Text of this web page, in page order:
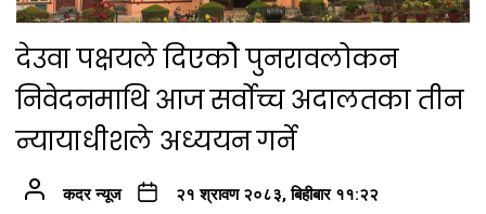
देउवा पक्षयले दिएकोे पुनरावलोकन
निवेदनमाथि आज सर्वोच्च अदालतका तीन
न्यायाधीशले अध्ययन गर्ने
कदर न्यूज २१ श्रावण २०८३, बिहीबार ११:२२